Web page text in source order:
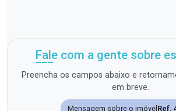
Fale com a gente sobre
Preencha os campos abaixo e
em breve.
Mensagem sobre o imóvelRef.